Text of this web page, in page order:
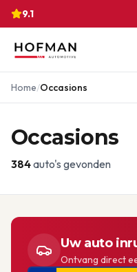
9.1
Home/Occasions
Occasions
384auto's gevonden
Uw auto
Ontvang direct